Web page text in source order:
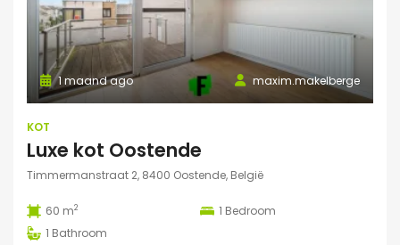
maxim.makelberge
1 maand ago
KOT
Luxe kot Oostende
Timmermanstraat 2, 8400 Oostende, België
60 m2 1 Bedroom
1 Bathroom